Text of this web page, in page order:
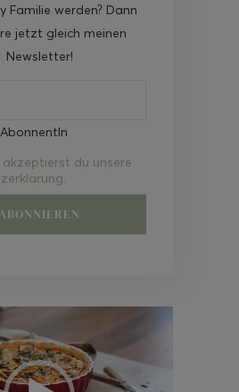
Familie werden? Dann
jetzt gleich meinen
Newsletter!
akzeptierst du unsere